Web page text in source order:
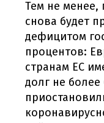
Тем не менее,
снова будет
дефицитом
процентов:
странам ЕС
долг не